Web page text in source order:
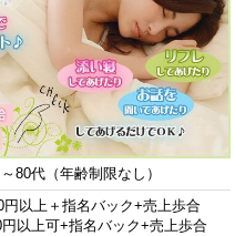
80代（年齢制限なし）
以上＋指名バック+売上歩合
以上可+指名バック+売上歩合